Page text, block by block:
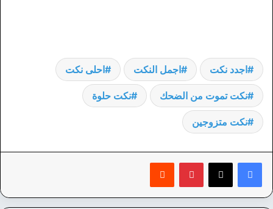
اجدد نكت اجمل النكت احلى نكت
نكت تموت من الضحك نكت حلوة
نكت متزوجين
بينتيريست